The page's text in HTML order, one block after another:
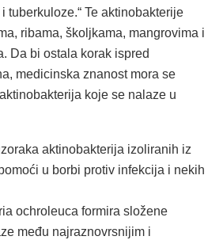
tuberkuloze.“ Te aktinobakterije
ribama, školjkama, mangrovima i
Da bi ostala korak ispred
medicinska znanost mora se
koje se nalaze u
aktinobakterija izoliranih iz
u borbi protiv infekcija i nekih
ochroleuca formira složene
među najraznovrsnijim i